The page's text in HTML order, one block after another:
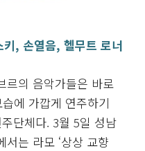
, 손열음, 헬무트 로너
르의 음악가들은 바로
에 가깝게 연주하기
단체다. 3월 5일 성남
는 라모 ‘상상 교향